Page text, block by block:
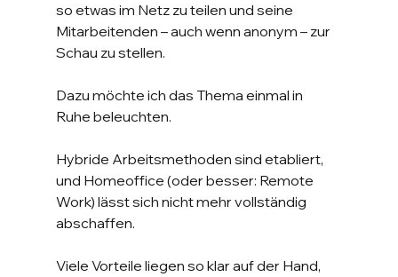
so etwas im Netz zu teilen und seine
Mitarbeitenden – auch wenn anonym – zur
Schau zu stellen.
Dazu möchte ich das Thema einmal in
Ruhe beleuchten.
Hybride Arbeitsmethoden sind etabliert,
und Homeoffice (oder besser: Remote
Work) lässt sich nicht mehr vollständig
abschaffen.
Viele Vorteile liegen so klar auf der Hand,